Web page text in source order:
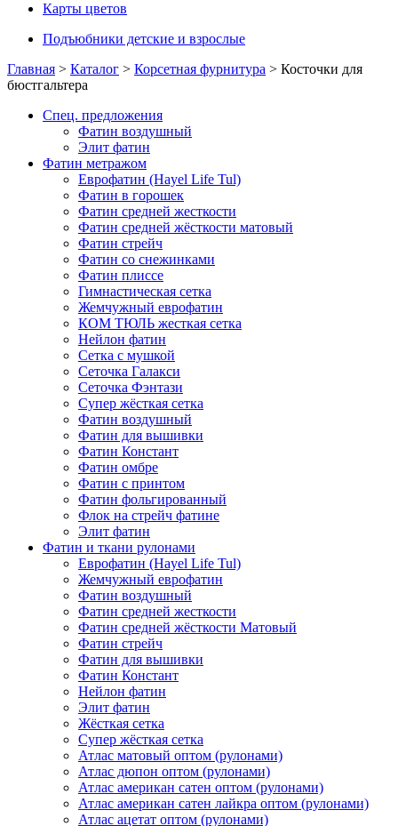
Карты цветов
Подъюбники детские и взрослые
Главная > Каталог > Корсетная фурнитура > Косточки для
бюстгальтера
Спец. предложения
Фатин воздушный
Элит фатин
Фатин метражом
Еврофатин (Hayel Life Tul)
Фатин в горошек
Фатин средней жесткости
Фатин средней жёсткости матовый
Фатин стрейч
Фатин со снежинками
Фатин плиссе
Гимнастическая сетка
Жемчужный еврофатин
КОМ ТЮЛЬ жесткая сетка
Нейлон фатин
Сетка с мушкой
Сеточка Галакси
Сеточка Фэнтази
Супер жёсткая сетка
Фатин воздушный
Фатин для вышивки
Фатин Констант
Фатин омбре
Фатин с принтом
Фатин фольгированный
Флок на стрейч фатине
Элит фатин
Фатин и ткани рулонами
Еврофатин (Hayel Life Tul)
Жемчужный еврофатин
Фатин воздушный
Фатин средней жесткости
Фатин средней жёсткости Матовый
Фатин стрейч
Фатин для вышивки
Фатин Констант
Нейлон фатин
Элит фатин
Жёсткая сетка
Супер жёсткая сетка
Атлас матовый оптом (рулонами)
Атлас дюпон оптом (рулонами)
Атлас американ сатен оптом (рулонами)
Атлас американ сатен лайкра оптом (рулонами)
Атлас ацетат оптом (рулонами)